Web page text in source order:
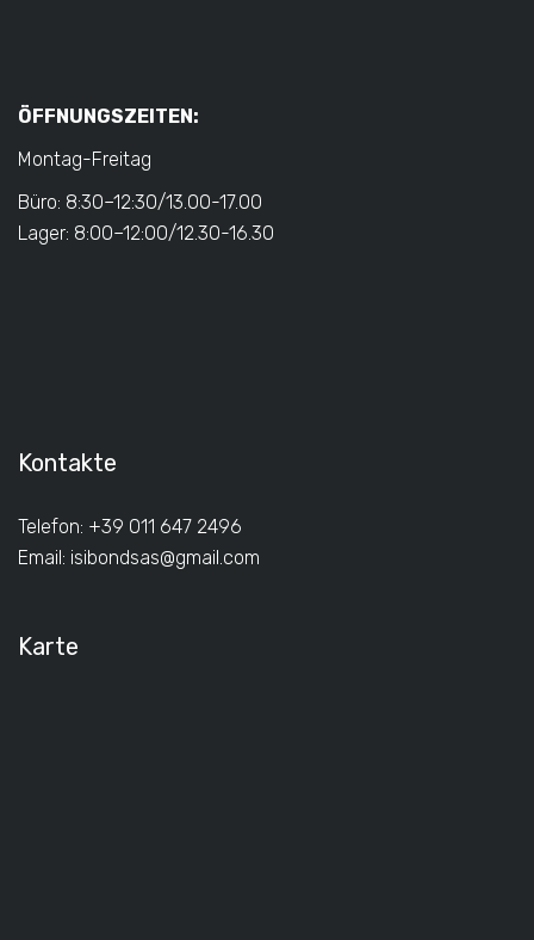
ÖFFNUNGSZEITEN:
Montag-Freitag
Büro: 8:30–12:30/13.00-17.00
Lager: 8:00–12:00/12.30-16.30
Kontakte
Telefon: +39 011 647 2496
Email: isibondsas@gmail.com
Karte